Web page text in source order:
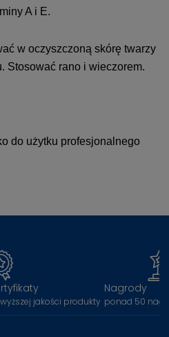
A i E.
w oczyszczoną skórę twarzy
Stosować rano i wieczorem.
do użytku profesjonalnego
jakości produkty
Nagrody
ponad 50